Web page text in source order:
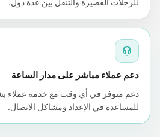
للرحلات القصيرة والتنقل بين عدة دول.
دعم عملاء مباشر على مدار الساعة
دعم متوفر في أي وقت مع خدمة عملاء
للمساعدة في الإعداد ومشاكل الاتصال.